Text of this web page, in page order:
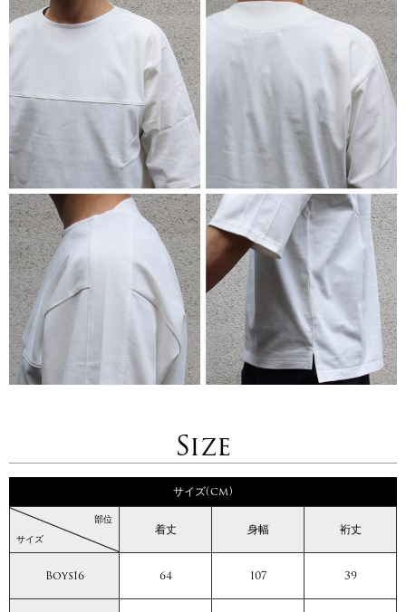
Size
サイズ(cm)
サイズ
部位
着丈 身幅 裄丈
Boys16 64 107 39